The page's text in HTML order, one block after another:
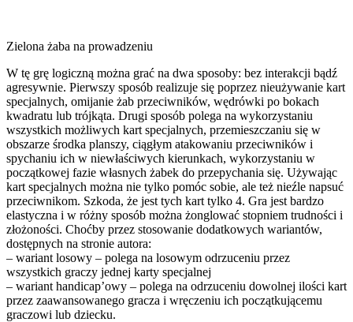
Zielona żaba na prowadzeniu
W tę grę logiczną można grać na dwa sposoby: bez interakcji bądź
agresywnie. Pierwszy sposób realizuje się poprzez nieużywanie kart
specjalnych, omijanie żab przeciwników, wędrówki po bokach
kwadratu lub trójkąta. Drugi sposób polega na wykorzystaniu
wszystkich możliwych kart specjalnych, przemieszczaniu się w
obszarze środka planszy, ciągłym atakowaniu przeciwników i
spychaniu ich w niewłaściwych kierunkach, wykorzystaniu w
początkowej fazie własnych żabek do przepychania się. Używając
kart specjalnych można nie tylko pomóc sobie, ale też nieźle napsuć
przeciwnikom. Szkoda, że jest tych kart tylko 4. Gra jest bardzo
elastyczna i w różny sposób można żonglować stopniem trudności i
złożoności. Choćby przez stosowanie dodatkowych wariantów,
dostępnych na stronie autora:
– wariant losowy – polega na losowym odrzuceniu przez
wszystkich graczy jednej karty specjalnej
– wariant handicap’owy – polega na odrzuceniu dowolnej ilości kart
przez zaawansowanego gracza i wręczeniu ich początkującemu
graczowi lub dziecku.